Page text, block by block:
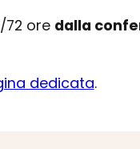
ore dalla
dedicata.